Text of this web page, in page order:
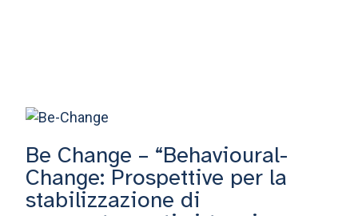
Be Change – “Behavioural-
Change: Prospettive per la
stabilizzazione di